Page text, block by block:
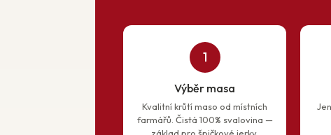
1
Výběr masa
Kvalitní krůtí maso od místních
farmářů. Čistá 100% svalovina —
základ pro špičkové jerky.